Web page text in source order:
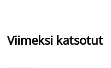
Viimeksi katsotut